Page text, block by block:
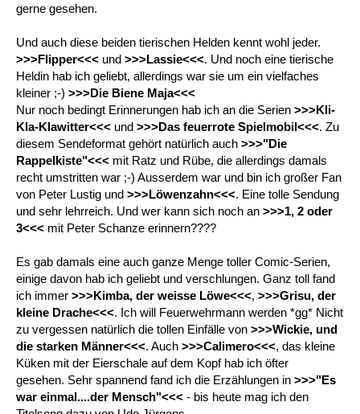
gerne gesehen.
Und auch diese beiden tierischen Helden kennt wohl jeder.
>>>Flipper<<< und >>>Lassie<<<. Und noch eine tierische
Heldin hab ich geliebt, allerdings war sie um ein vielfaches
kleiner ;-) >>>Die Biene Maja<<<
Nur noch bedingt Erinnerungen hab ich an die Serien >>>Kli-
Kla-Klawitter<<< und >>>Das feuerrote Spielmobil<<<. Zu
diesem Sendeformat gehört natürlich auch >>>"Die
Rappelkiste"<<< mit Ratz und Rübe, die allerdings damals
recht umstritten war ;-) Ausserdem war und bin ich großer Fan
von Peter Lustig und >>>Löwenzahn<<<. Eine tolle Sendung
und sehr lehrreich. Und wer kann sich noch an >>>1, 2 oder
3<<< mit Peter Schanze erinnern????
Es gab damals eine auch ganze Menge toller Comic-Serien,
einige davon hab ich geliebt und verschlungen. Ganz toll fand
ich immer >>>Kimba, der weisse Löwe<<<, >>>Grisu, der
kleine Drache<<<. Ich will Feuerwehrmann werden *gg* Nicht
zu vergessen natürlich die tollen Einfälle von >>>Wickie, und
die starken Männer<<<. Auch >>>Calimero<<<, das kleine
Küken mit der Eierschale auf dem Kopf hab ich öfter
gesehen. Sehr spannend fand ich die Erzählungen in >>>"Es
war einmal....der Mensch"<<< - bis heute mag ich den